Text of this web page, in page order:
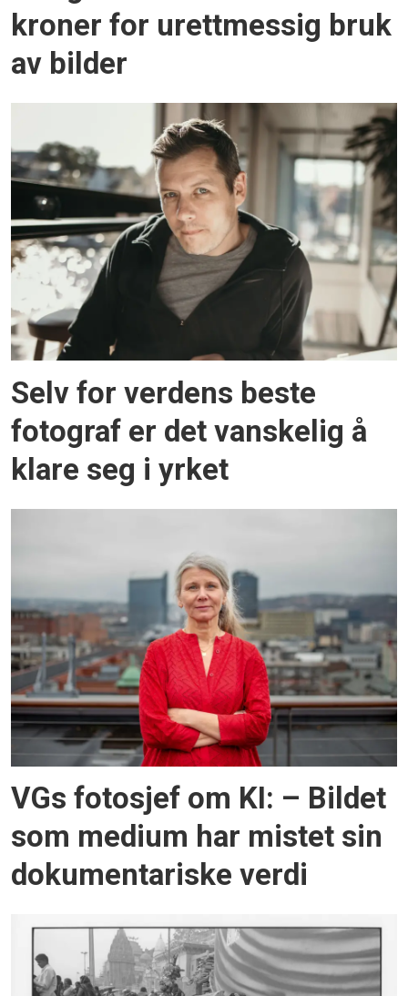
kroner for urettmessig bruk
av bilder
Selv for verdens beste
fotograf er det vanskelig å
klare seg i yrket
VGs fotosjef om KI: – Bildet
som medium har mistet sin
dokumentariske verdi